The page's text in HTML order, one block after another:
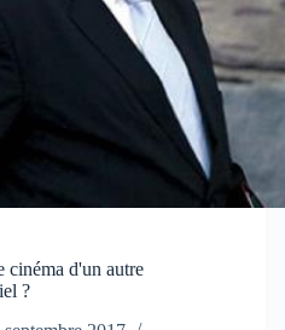
cinéma d'un autre
?